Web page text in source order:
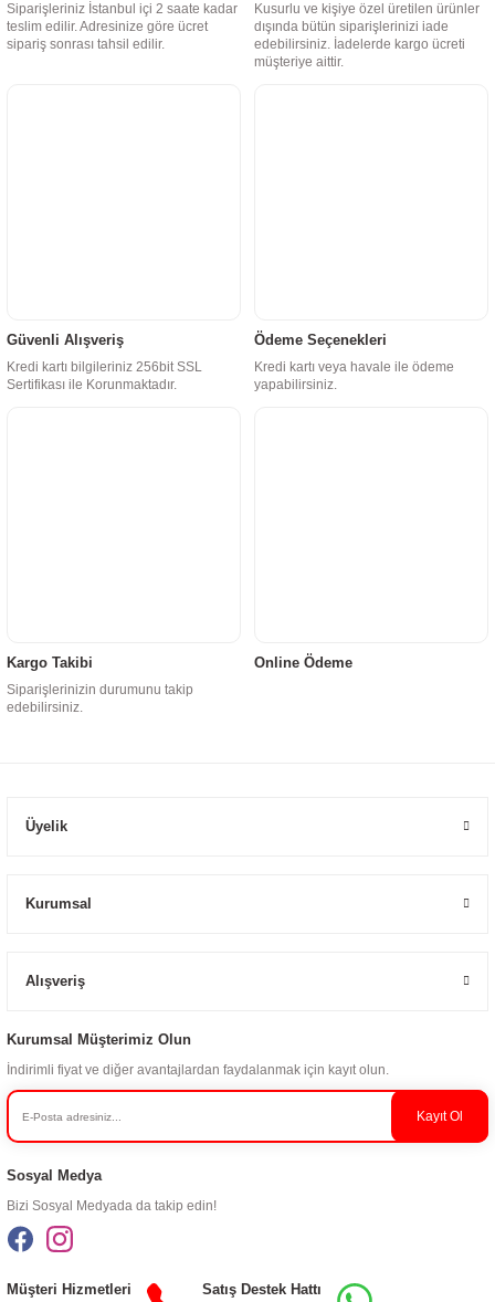
Siparişleriniz İstanbul içi 2 saate kadar
teslim edilir. Adresinize göre ücret
sipariş sonrası tahsil edilir.
Kusurlu ve kişiye özel üretilen ürünler
dışında bütün siparişlerinizi iade
edebilirsiniz. İadelerde kargo ücreti
müşteriye aittir.
Güvenli Alışveriş
Kredi kartı bilgileriniz 256bit SSL
Sertifikası ile Korunmaktadır.
Ödeme Seçenekleri
Kredi kartı veya havale ile ödeme
yapabilirsiniz.
Kargo Takibi
Siparişlerinizin durumunu takip
edebilirsiniz.
Online Ödeme
Üyelik
Kurumsal
Alışveriş
Kurumsal Müşterimiz Olun
İndirimli fiyat ve diğer avantajlardan faydalanmak için kayıt olun.
Kayıt Ol
Sosyal Medya
Bizi Sosyal Medyada da takip edin!
Müşteri Hizmetleri Satış Destek Hattı